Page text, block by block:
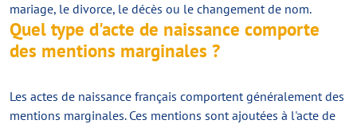
mariage, le divorce, le décès ou le changement de nom.
Quel type d'acte de naissance comporte
des mentions marginales ?
Les actes de naissance français comportent généralement des
mentions marginales. Ces mentions sont ajoutées à l'acte de